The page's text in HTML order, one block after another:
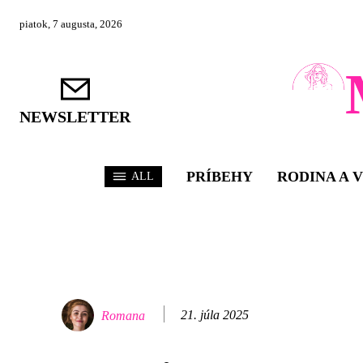
piatok, 7 augusta, 2026
NEWSLETTER
ALL PRÍBEHY RODINA A
Romana 21. júla 2025